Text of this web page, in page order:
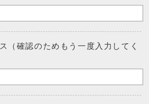
（確認のためもう一度入力してく